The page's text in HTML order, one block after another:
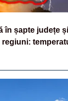
în șapte județe